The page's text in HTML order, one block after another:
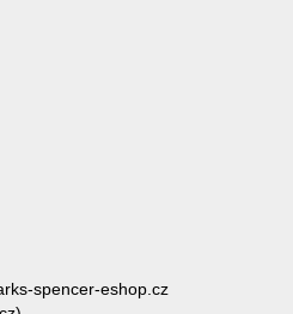
spencer-eshop.cz